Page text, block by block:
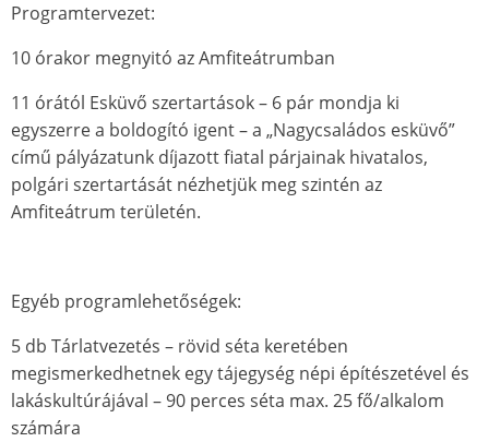
Programtervezet:
10 órakor megnyitó az Amfiteátrumban
11 órától Esküvő szertartások – 6 pár mondja ki
egyszerre a boldogító igent – a „Nagycsaládos esküvő”
című pályázatunk díjazott fiatal párjainak hivatalos,
polgári szertartását nézhetjük meg szintén az
Amfiteátrum területén.
Egyéb programlehetőségek:
5 db Tárlatvezetés – rövid séta keretében
megismerkedhetnek egy tájegység népi építészetével és
lakáskultúrájával – 90 perces séta max. 25 fő/alkalom
számára